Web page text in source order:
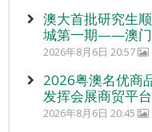
澳大首批研究生
城第一期——澳门
2026年8月6日 20:57
2026粤澳名优商
发挥会展商贸平
2026年8月6日 20:45